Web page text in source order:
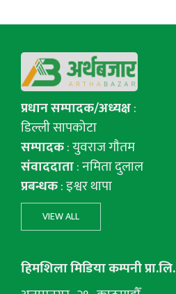
प्रधान सम्पादक/अध्यक्ष:
डिल्ली सापकोटा
सम्पादक: युवराज गाैतम
संवाददाता: नमिता दुलाल
प्रबन्धक: इश्वर थापा
VIEW ALL
हिमशिला मिडिया कम्पनी प्रा.लि.